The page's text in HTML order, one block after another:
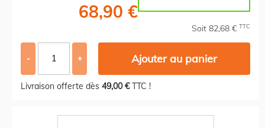
68,90 €
Soit 82,68 € TTC
- + Ajouter au panier
Livraison offerte dès 49,00 €TTC !